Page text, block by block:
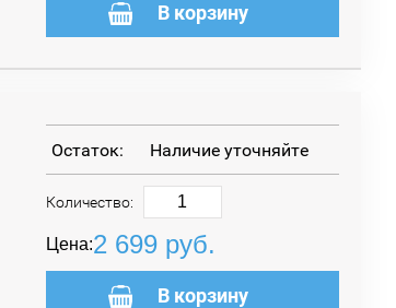
В корзину
Цена:2 699руб.
Остаток: Наличие уточняйте
Количество:
В корзину